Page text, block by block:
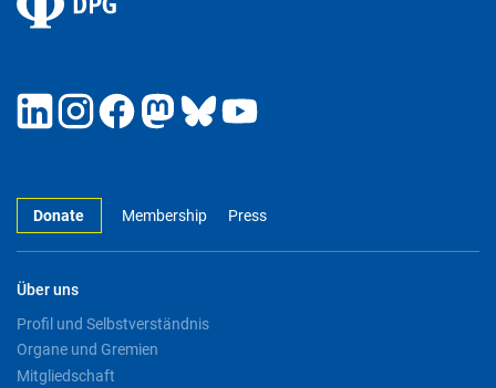
Donate Membership Press
Über uns
Profil und Selbstverständnis
Organe und Gremien
Mitgliedschaft